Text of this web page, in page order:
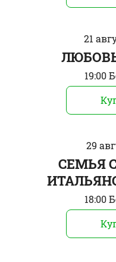
21
19:00
29
СЕМЬЯ
18:00